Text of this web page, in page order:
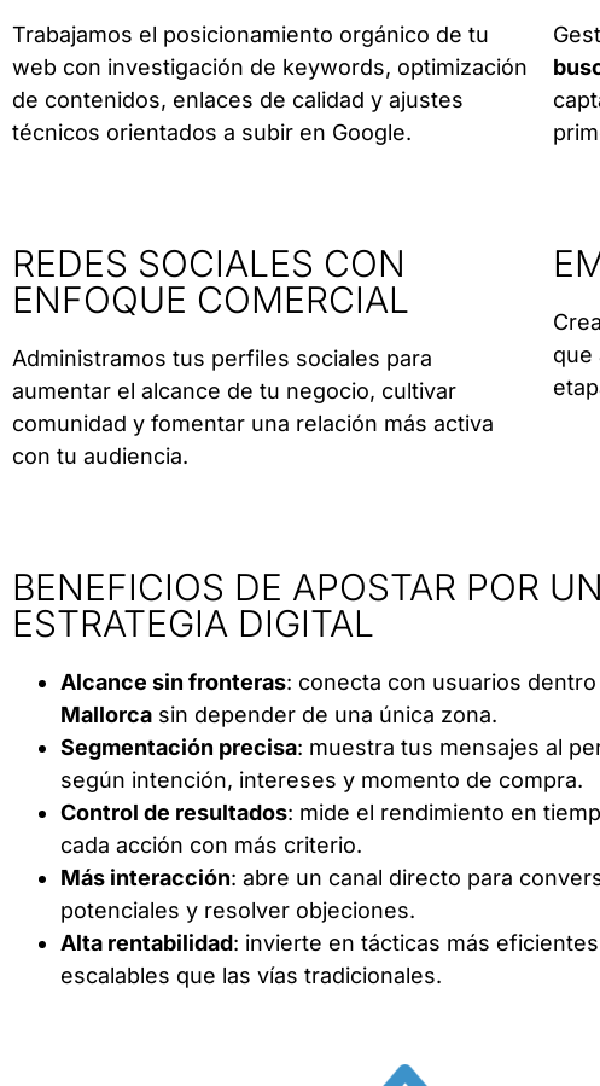
Trabajamos el posicionamiento orgánico de tu
web con investigación de keywords, optimización
de contenidos, enlaces de calidad y ajustes
técnicos orientados a subir en Google.
REDES SOCIALES CON
ENFOQUE COMERCIAL
Administramos tus perfiles sociales para
aumentar el alcance de tu negocio, cultivar
comunidad y fomentar una relación más activa
con tu audiencia.
que
BENEFICIOS DE APOSTAR POR
ESTRATEGIA DIGITAL
Alcance sin fronteras: conecta con usuarios
Mallorca sin depender de una única zona.
Segmentación precisa: muestra tus mensajes al
según intención, intereses y momento de compra.
Control de resultados: mide el rendimiento en
cada acción con más criterio.
Más interacción: abre un canal directo para
potenciales y resolver objeciones.
Alta rentabilidad: invierte en tácticas más
escalables que las vías tradicionales.